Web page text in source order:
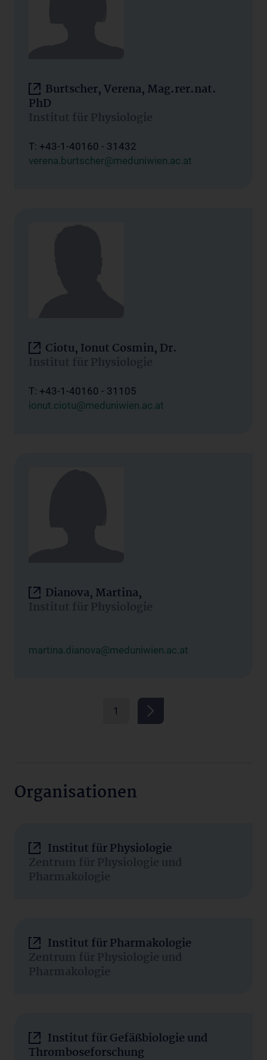
Burtscher, Verena, Mag.rer.nat.
PhD
Institut für Physiologie
T: +43-1-40160 - 31432
verena.burtscher@meduniwien.ac.at
Ciotu, Ionut Cosmin, Dr.
Institut für Physiologie
T: +43-1-40160 - 31105
ionut.ciotu@meduniwien.ac.at
Dianova, Martina,
Institut für Physiologie
martina.dianova@meduniwien.ac.at
1
Organisationen
Institut für Physiologie
Zentrum für Physiologie und
Pharmakologie
Institut für Pharmakologie
Zentrum für Physiologie und
Pharmakologie
Institut für Gefäßbiologie und
Thromboseforschung